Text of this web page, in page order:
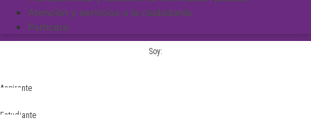
Atención y servicios a la ciudadanía
Participa
Soy:
Aspirante
Estudiante